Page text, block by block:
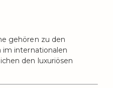
gehören zu den
internationalen
den luxuriösen